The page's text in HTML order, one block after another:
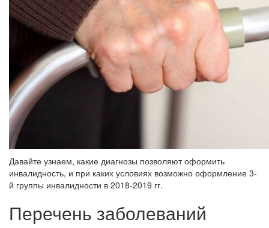
Давайте узнаем, какие диагнозы позволяют оформить
инвалидность, и при каких условиях возможно оформление 3-
й группы инвалидности в 2018-2019 гг.
Перечень заболеваний